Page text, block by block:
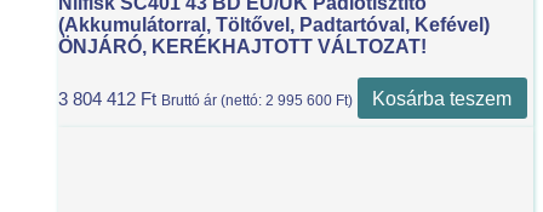
(akkumulátorral, Töltővel, Padtartóval, Kefével)
ÖNJÁRÓ, KERÉKHAJTOTT VÁLTOZAT!
3 804 412 Ft Bruttó ár (nettó: 2 995 600 Ft) Kosárba teszem